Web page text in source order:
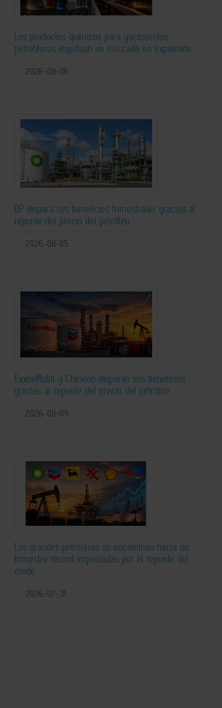
Los productos químicos para yacimientos
petrolíferos impulsan un mercado en expansión
2026-08-06
BP dispara sus beneficios trimestrales gracias al
repunte del precio del petróleo
2026-08-05
ExxonMobil y Chevron disparan sus beneficios
gracias al repunte del precio del petróleo
2026-08-04
Las grandes petroleras se encaminan hacia un
trimestre récord impulsadas por el repunte del
crudo
2026-07-31